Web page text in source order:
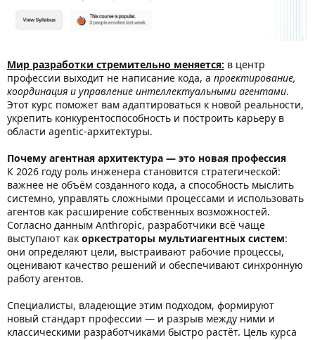
Мир разработки стремительно меняется: в центр
профессии выходит не написание кода, а проектирование,
координация и управление интеллектуальными агентами.
Этот курс поможет вам адаптироваться к новой реальности,
укрепить конкурентоспособность и построить карьеру в
области agentic‑архитектуры.
Почему агентная архитектура — это новая профессия
К 2026 году роль инженера становится стратегической:
важнее не объём созданного кода, а способность мыслить
системно, управлять сложными процессами и использовать
агентов как расширение собственных возможностей.
Согласно данным Anthropic, разработчики всё чаще
выступают как оркестраторы мультиагентных систем:
они определяют цели, выстраивают рабочие процессы,
оценивают качество решений и обеспечивают синхронную
работу агентов.
Специалисты, владеющие этим подходом, формируют
новый стандарт профессии — и разрыв между ними и
классическими разработчиками быстро растёт. Цель курса